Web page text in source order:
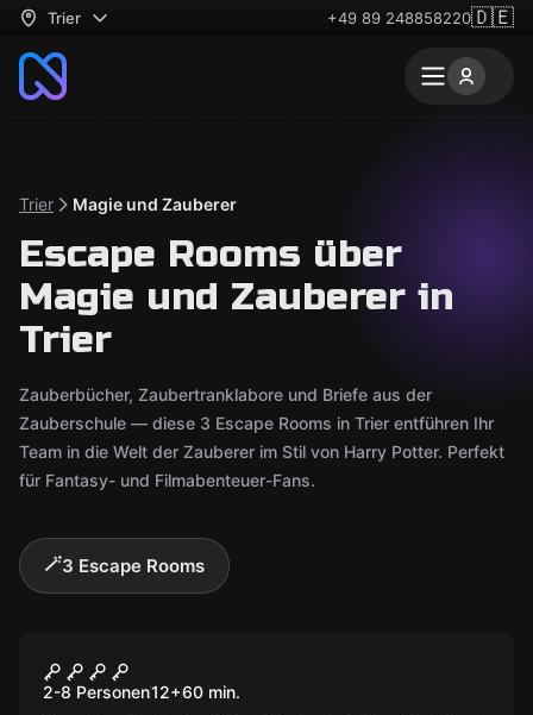
Trier +49 89 248858220🇩🇪
Trier Magie und Zauberer
Escape Rooms über
Magie und Zauberer in
Trier
Zauberbücher, Zaubertranklabore und Briefe aus der
Zauberschule — diese 3 Escape Rooms in Trier entführen Ihr
Team in die Welt der Zauberer im Stil von Harry Potter. Perfekt
für Fantasy- und Filmabenteuer-Fans.
🪄3 Escape Rooms
ALICE IM WUNDERLAND
2-8 Personen12+60 min.